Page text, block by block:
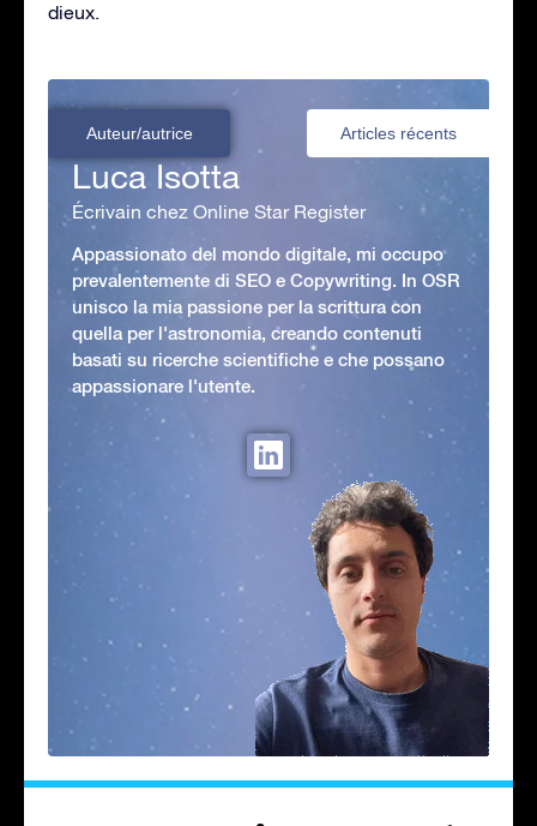
dieux.
Auteur/autrice Articles récents
Luca Isotta
Écrivain chez Online Star Register
Appassionato del mondo digitale, mi occupo
prevalentemente di SEO e Copywriting. In OSR
unisco la mia passione per la scrittura con
quella per l'astronomia, creando contenuti
basati su ricerche scientifiche e che possano
appassionare l'utente.